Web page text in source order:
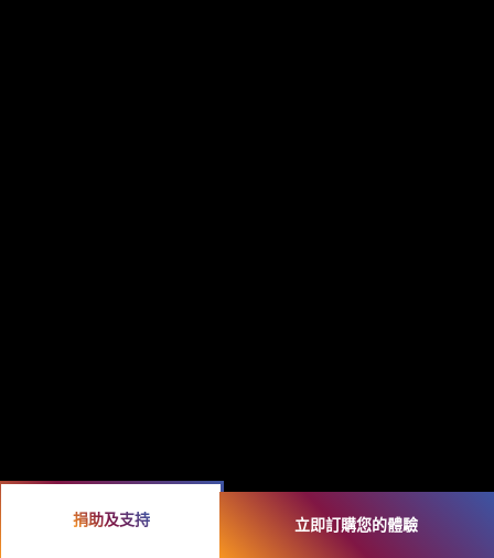
捐助及支持 立即訂購您的體驗